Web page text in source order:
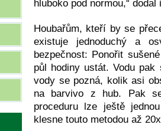
hluboko pod normou,“
Houbařům, kteří by se
existuje jednoduchý a
bezpečnost: Ponořit
půl hodiny ustát. Vodu
vody se pozná, kolik asi
na barvivo z hub. Pak
proceduru lze ještě
klesne touto metodou až